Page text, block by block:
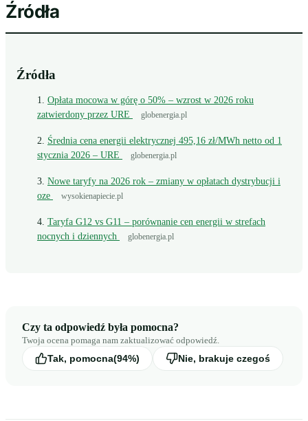
Źródła
Źródła
Opłata mocowa w górę o 50% – wzrost w 2026 roku
zatwierdony przez URE
globenergia.pl
Średnia cena energii elektrycznej 495,16 zł/MWh netto od 1
stycznia 2026 – URE
globenergia.pl
Nowe taryfy na 2026 rok – zmiany w opłatach dystrybucji i
oze
wysokienapiecie.pl
Taryfa G12 vs G11 – porównanie cen energii w strefach
nocnych i dziennych
globenergia.pl
Czy ta odpowiedź była pomocna?
Twoja ocena pomaga nam zaktualizować odpowiedź.
Tak, pomocna(94%) Nie, brakuje czegoś